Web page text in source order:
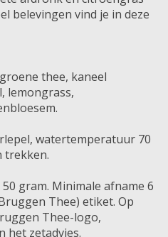
belevingen vind je in deze
thee, kaneel
lemongrass,
watertemperatuur 70
trekken.
gram. Minimale afname 6
Thee) etiket. Op
Thee-logo,
het zetadvies.